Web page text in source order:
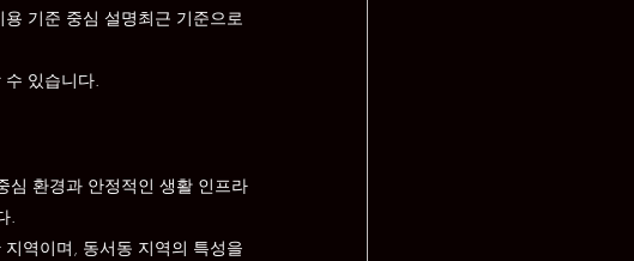
기준 중심 설명최근 기준으로
있습니다.
심 환경과 안정적인 생활 인프라
.
역이며, 동서동 지역의 특성을